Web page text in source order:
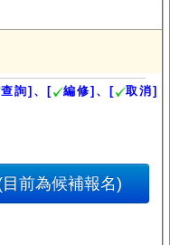
查詢]、[ 編修]、[ 取消]